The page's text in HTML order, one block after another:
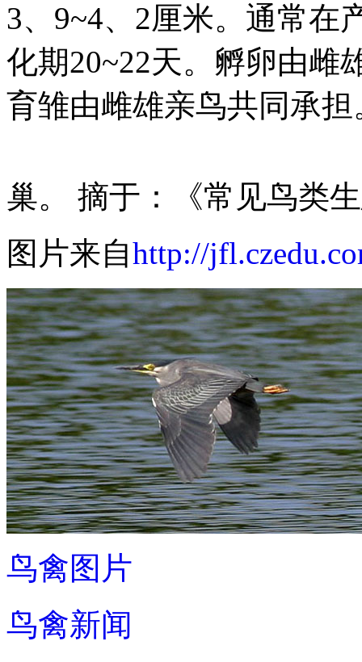
3、9~4、2厘米。通常在
化期20~22天。孵卵由雌
育雏由雌雄亲鸟共同承
巢。 摘于：《常见鸟类
图片来自http://
鸟禽图片
鸟禽新闻